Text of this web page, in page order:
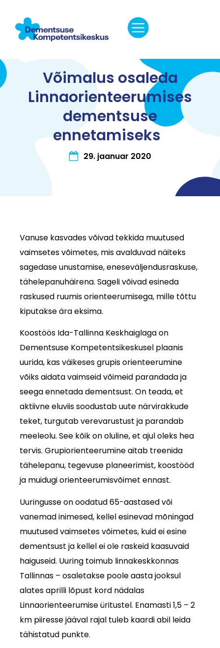
Võimalus osaleda
Linnaorienteerumises
dementsuse
ennetamiseks
29. jaanuar 2020
Vanuse kasvades võivad tekkida muutused
vaimsetes võimetes, mis avalduvad näiteks
sagedase unustamise, eneseväljendusraskuse,
tähelepanuhäirena. Sageli võivad esineda
raskused ruumis orienteerumisega, mille tõttu
kiputakse ära eksima.
Koostöös Ida-Tallinna Keskhaiglaga on
Dementsuse Kompetentsikeskusel plaanis
uurida, kas väikeses grupis orienteerumine
võiks aidata vaimseid võimeid parandada ja
seega ennetada dementsust. On teada, et
aktiivne eluviis soodustab uute närvirakkude
teket, turgutab verevarustust ja parandab
meeleolu. See kõik on oluline, et ajul oleks hea
tervis. Grupiorienteerumine aitab treenida
tähelepanu, tegevuse planeerimist, koostööd
ja muidugi orienteerumisvõimet ennast.
Uuringusse on oodatud 65-aastased või
vanemad inimesed, kellel esinevad mõningad
muutused vaimsetes võimetes, kuid ei esine
dementsust ja kellel ei ole raskeid kaasuvaid
haiguseid. Uuring toimub linnakeskkonnas
Tallinnas – osaletakse poole aasta jooksul
alates aprilli lõpust kord nädalas
Linnaorienteerumise üritustel. Enamasti 1,5 – 2
km piiresse jääval rajal tuleb kaardi abil leida
tähistatud punkte.